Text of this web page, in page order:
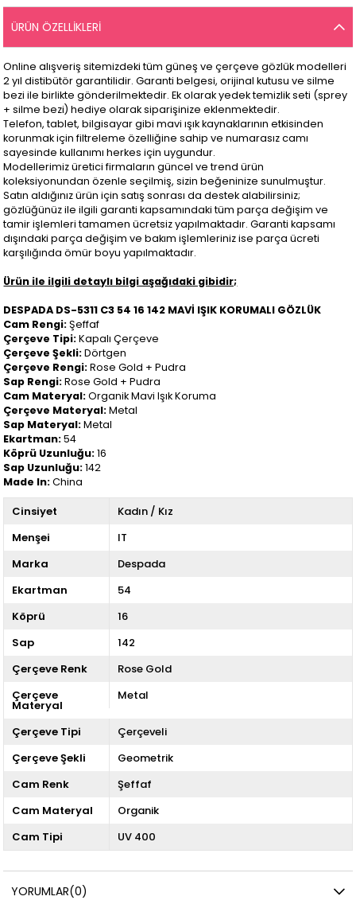
ÜRÜN ÖZELLIKLERI
Online alışveriş sitemizdeki tüm güneş ve çerçeve gözlük modelleri
2 yıl distibütör garantilidir. Garanti belgesi, orijinal kutusu ve silme
bezi ile birlikte gönderilmektedir. Ek olarak yedek temizlik seti (sprey
+ silme bezi) hediye olarak siparişinize eklenmektedir.
Telefon, tablet, bilgisayar gibi mavi ışık kaynaklarının etkisinden
korunmak için filtreleme özelliğine sahip ve numarasız camı
sayesinde kullanımı herkes için uygundur.
Modellerimiz üretici firmaların güncel ve trend ürün
koleksiyonundan özenle seçilmiş, sizin beğeninize sunulmuştur.
Satın aldığınız ürün için satış sonrası da destek alabilirsiniz;
gözlüğünüz ile ilgili garanti kapsamındaki tüm parça değişim ve
tamir işlemleri tamamen ücretsiz yapılmaktadır. Garanti kapsamı
dışındaki parça değişim ve bakım işlemleriniz ise parça ücreti
karşılığında ömür boyu yapılmaktadır.
Ürün ile ilgili detaylı bilgi aşağıdaki gibidir;
DESPADA DS-5311 C3 54 16 142 MAVİ IŞIK KORUMALI GÖZLÜK
Cam Rengi:Şeffaf
Çerçeve Tipi:Kapalı Çerçeve
Çerçeve Şekli:Dörtgen
Çerçeve Rengi:Rose Gold + Pudra
Sap Rengi:Rose Gold + Pudra
Cam Materyal:Organik Mavi Işık Koruma
Çerçeve Materyal:Metal
Sap Materyal:Metal
Ekartman:54
Köprü Uzunluğu:16
Sap Uzunluğu:142
Made In:China
Cinsiyet
Kadın / Kız
Menşei
IT
Marka
Despada
Ekartman
54
Köprü
16
Sap
142
Çerçeve Renk
Rose Gold
Çerçeve
Materyal
Metal
Çerçeve Tipi
Çerçeveli
Çerçeve Şekli
Geometrik
Cam Renk
Şeffaf
Cam Materyal
Organik
Cam Tipi
UV 400
YORUMLAR(0)